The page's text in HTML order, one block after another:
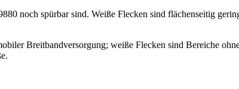
noch spürbar sind. Weiße Flecken sind flächenseitig
Breitbandversorgung; weiße Flecken sind Bereiche